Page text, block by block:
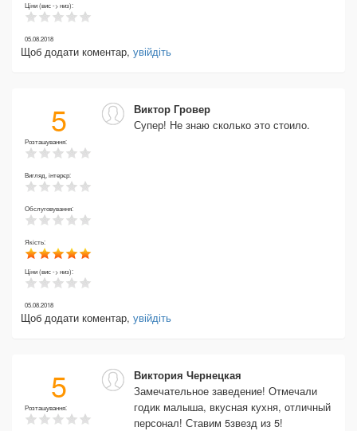
Ціни (вис -> низ):
05.08.2018
Щоб додати коментар, увійдіть
5
Розташування:
Вигляд, інтерєр:
Обслуговування:
Якість:
Ціни (вис -> низ):
Виктор Гровер
Супер! Не знаю сколько это стоило.
05.08.2018
Щоб додати коментар, увійдіть
5
Розташування:
Виктория Чернецкая
Замечательное заведение! Отмечали
годик малыша, вкусная кухня, отличный
персонал! Ставим 5звезд из 5!